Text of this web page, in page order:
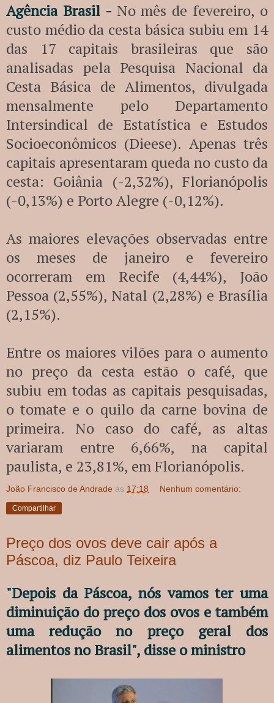
Agência Brasil - No mês de fevereiro, o
custo médio da cesta básica subiu em 14
das 17 capitais brasileiras que são
analisadas pela Pesquisa Nacional da
Cesta Básica de Alimentos, divulgada
mensalmente pelo Departamento
Intersindical de Estatística e Estudos
Socioeconômicos (Dieese). Apenas três
capitais apresentaram queda no custo da
cesta: Goiânia (-2,32%), Florianópolis
(-0,13%) e Porto Alegre (-0,12%).
As maiores elevações observadas entre
os meses de janeiro e fevereiro
ocorreram em Recife (4,44%), João
Pessoa (2,55%), Natal (2,28%) e Brasília
(2,15%).
Entre os maiores vilões para o aumento
no preço da cesta estão o café, que
subiu em todas as capitais pesquisadas,
o tomate e o quilo da carne bovina de
primeira. No caso do café, as altas
variaram entre 6,66%, na capital
paulista, e 23,81%, em Florianópolis.
João Francisco de Andrade às 17:18 Nenhum comentário:
Compartilhar
Preço dos ovos deve cair após a
Páscoa, diz Paulo Teixeira
"Depois da Páscoa, nós vamos ter uma
diminuição do preço dos ovos e também
uma redução no preço geral dos
alimentos no Brasil", disse o ministro